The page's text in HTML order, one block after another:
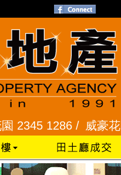
1286 / 威豪花園